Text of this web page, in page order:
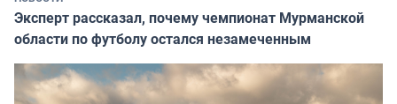
Эксперт рассказал, почему чемпионат Мурманской
области по футболу остался незамеченным